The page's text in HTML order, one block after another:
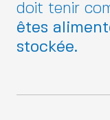
doit tenir
êtes
stockée.